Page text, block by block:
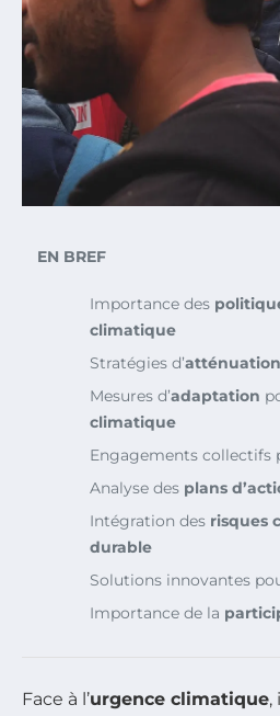
EN BREF
Importance des
climatique
Stratégies d’atténuation
Mesures d’adaptation
climatique
Engagements collectifs
Analyse des plans
Intégration des risques
durable
Solutions innovantes
Importance de la
Face à l’urgence climatique,